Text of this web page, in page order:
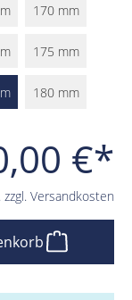
€*
Versandkosten
170 mm
175 mm
180 mm